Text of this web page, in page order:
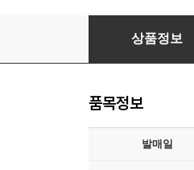
FKJ (에프케이제
상품정보
품목정보
발매일